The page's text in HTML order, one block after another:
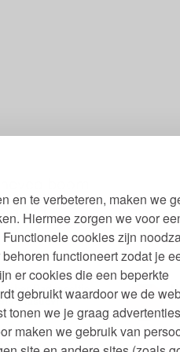
en te verbeteren, maken we
Hiermee zorgen we voor
cookies zijn
functioneert zodat je
er cookies die een beperkte
gebruikt waardoor we de
tonen we je graag
maken we gebruik van
boom
Badspeeltje
Plasticvrij
€14,95